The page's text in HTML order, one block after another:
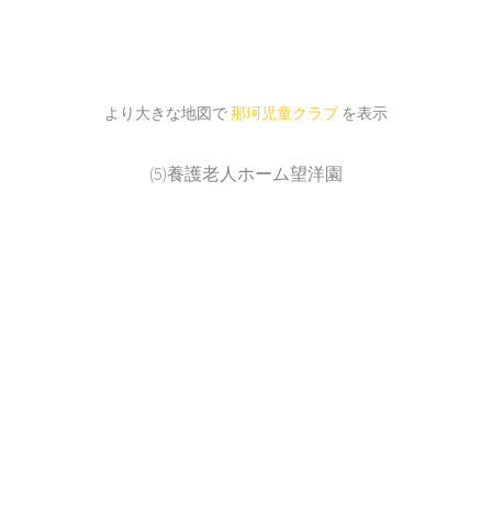
より大きな地図で那珂児童クラブ を表示
(5)養護老人ホーム望洋園